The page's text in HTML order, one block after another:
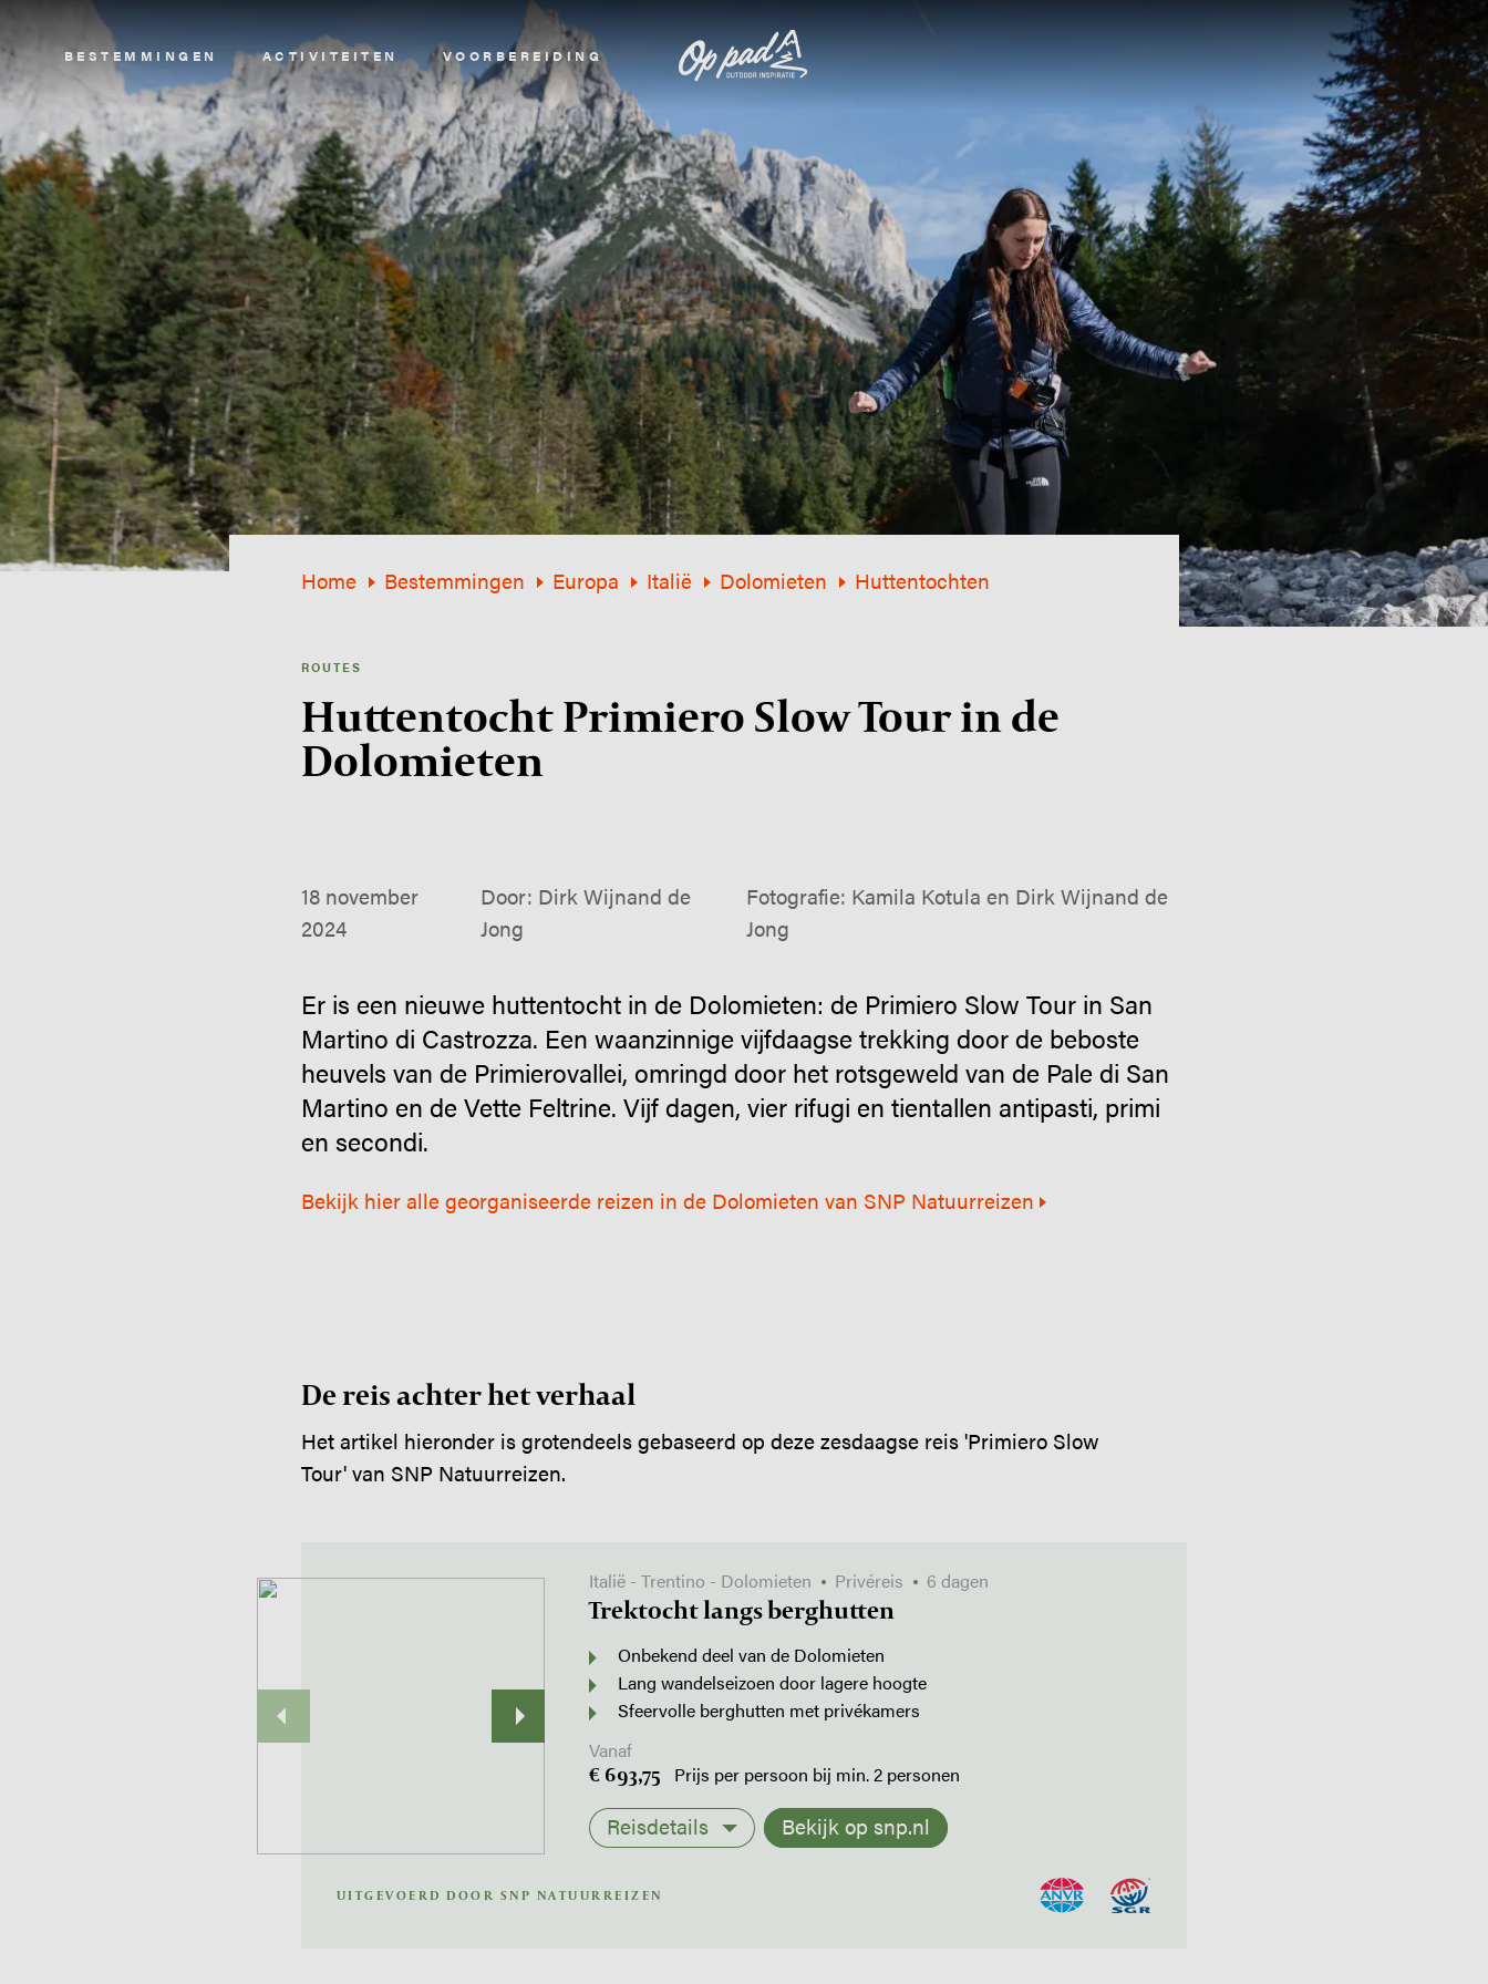
BESTEMMINGEN ACTIVITEITEN VOORBEREIDING
Image
Home Bestemmingen Europa Italië Dolomieten Huttentochten
ROUTES
Huttentocht Primiero Slow Tour in de
Dolomieten
18 november
2024
Door: Dirk Wijnand de
Jong
Fotografie: Kamila Kotula en Dirk Wijnand de
Jong
Er is een nieuwe huttentocht in de Dolomieten: de Primiero Slow Tour in San
Martino di Castrozza. Een waanzinnige vijfdaagse trekking door de beboste
heuvels van de Primierovallei, omringd door het rotsgeweld van de Pale di San
Martino en de Vette Feltrine. Vijf dagen, vier rifugi en tientallen antipasti, primi
en secondi.
Bekijk hier alle georganiseerde reizen in de Dolomieten van SNP Natuurreizen
De reis achter het verhaal
Het artikel hieronder is grotendeels gebaseerd op deze zesdaagse reis 'Primiero Slow
Tour' van SNP Natuurreizen.
Italië - Trentino - Dolomieten Privéreis 6 dagen
Trektocht langs berghutten
Onbekend deel van de Dolomieten
Lang wandelseizoen door lagere hoogte
Sfeervolle berghutten met privékamers
Vanaf
€ 693,75 Prijs per persoon bij min. 2 personen
Reisdetails Bekijk op snp.nl
UITGEVOERD DOOR SNP NATUURREIZEN